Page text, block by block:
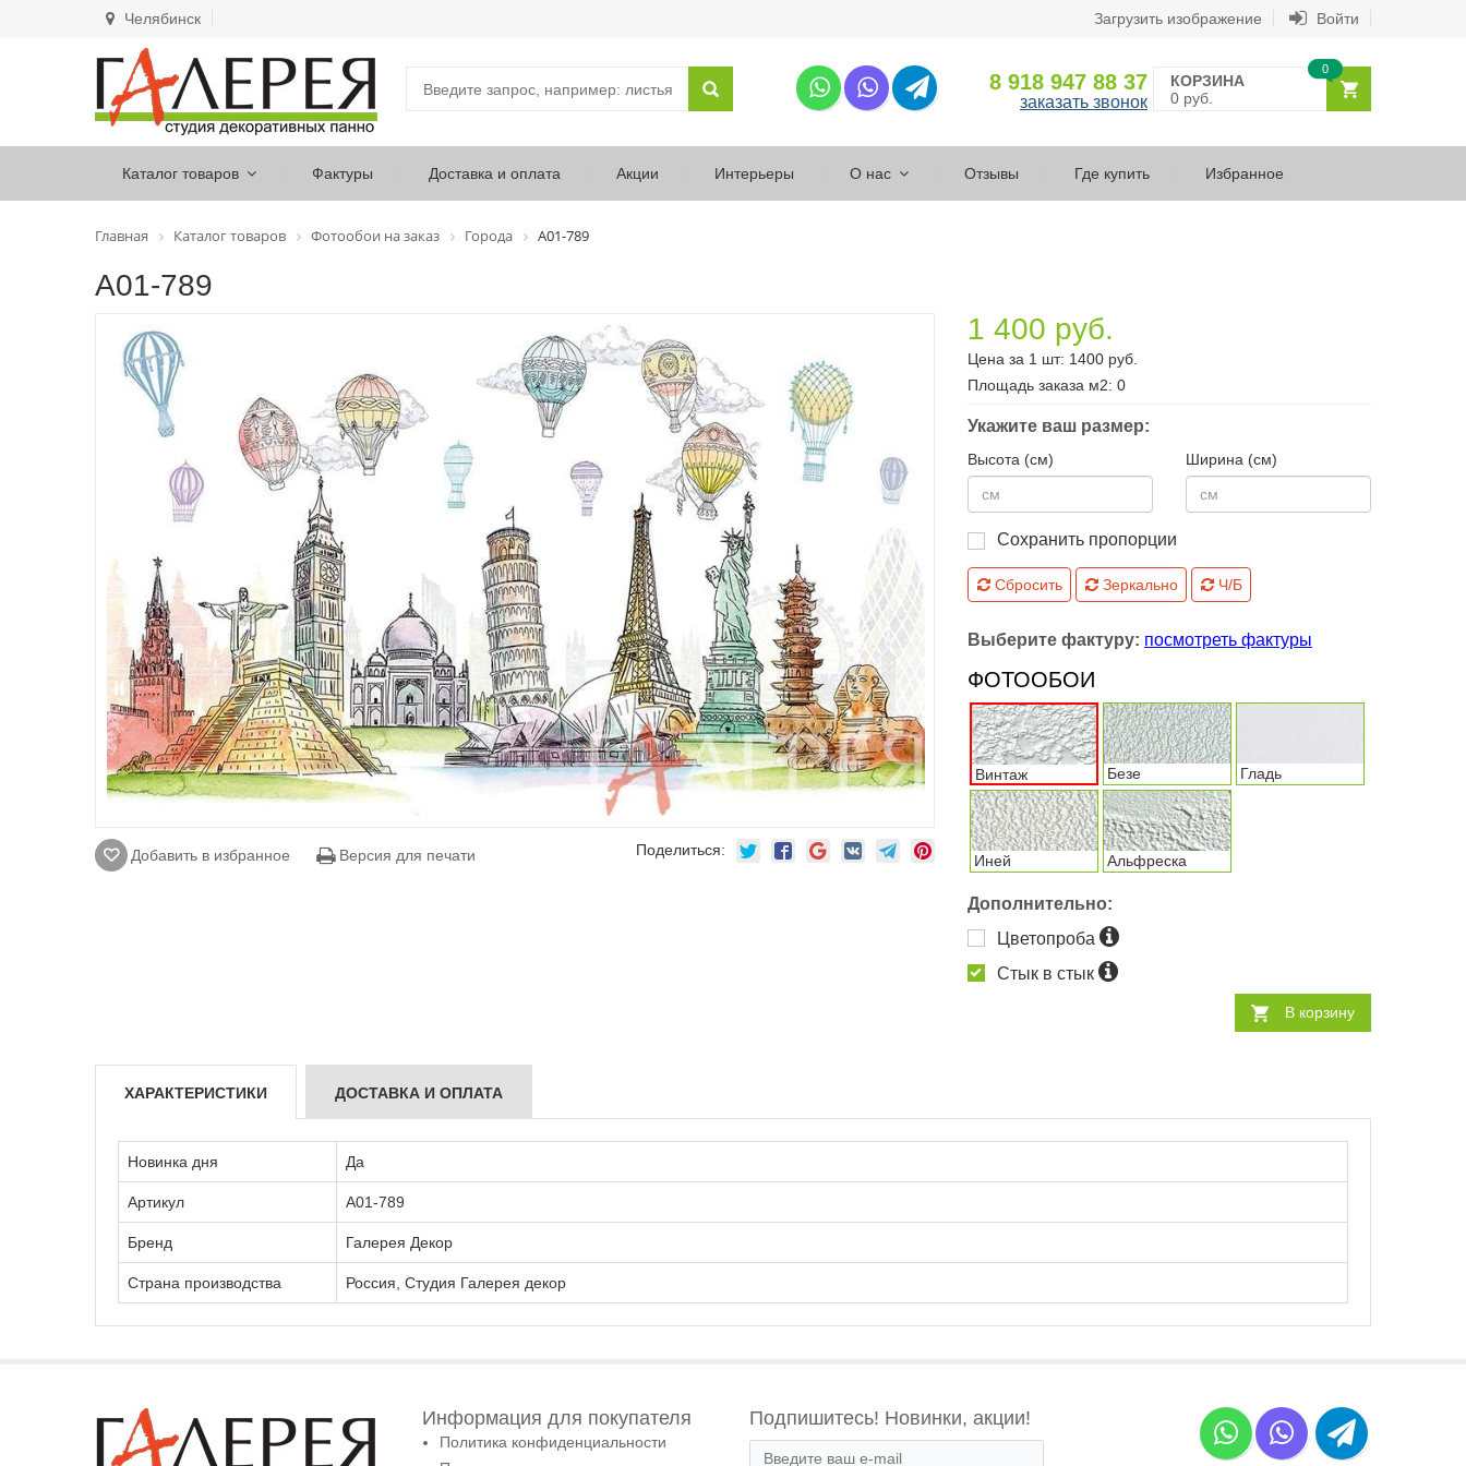
Челябинск Загрузить изображение Войти
8 918 947 88 37
заказать звонок
КОРЗИНА
0 руб.
0
Каталог товаров Фактуры Доставка и оплата Акции Интерьеры О нас Отзывы Где купить Избранное
Главная Каталог товаров Фотообои на заказ Города А01-789
А01-789
Добавить в избранное Версия для печати Поделиться:
1 400 руб.
Цена за 1 шт: 1400 руб.
Площадь заказа м2: 0
Укажите ваш размер:
Высота (см) Ширина (см)
Сохранить пропорции
Сбросить Зеркально Ч/Б
Выберите фактуру: посмотреть фактуры
ФОТООБОИ
Винтаж Безе Гладь
Иней Альфреска
Дополнительно:
Цветопроба
Стык в стык
В корзину
ХАРАКТЕРИСТИКИ ДОСТАВКА И ОПЛАТА
Новинка дня Да
Артикул А01-789
Бренд Галерея Декор
Страна производства Россия, Студия Галерея декор
Информация для покупателя
Политика конфиденциальности
Подпишитесь! Новинки, акции!